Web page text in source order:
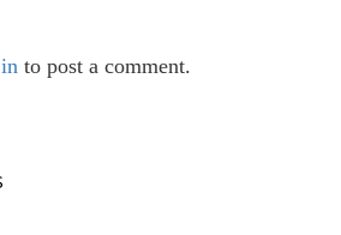
to post a comment.